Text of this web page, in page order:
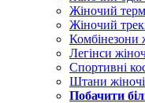
Жіночий
Жіночий
Комбінезони
Легінси
Спортивні
Штани жіночі
Побачити